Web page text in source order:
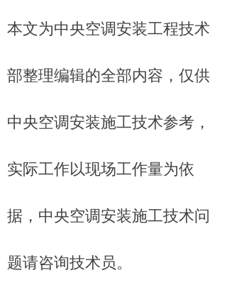
本文为中央空调安装工程技术
部整理编辑的全部内容，仅供
中央空调安装施工技术参考，
实际工作以现场工作量为依
据，中央空调安装施工技术问
题请咨询技术员。